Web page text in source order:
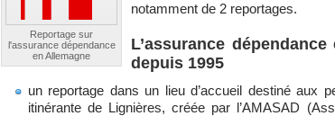
Reportage sur
l'assurance dépendance
en Allemagne
notamment de 2 reportages.
L’assurance
depuis 1995
un reportage dans un lieu d’accueil destiné aux
itinérante de Lignières, créée par l’AMASAD